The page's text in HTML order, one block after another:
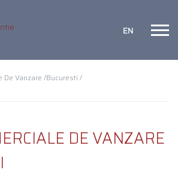
EN
De Vanzare /Bucuresti /
DE VANZARE